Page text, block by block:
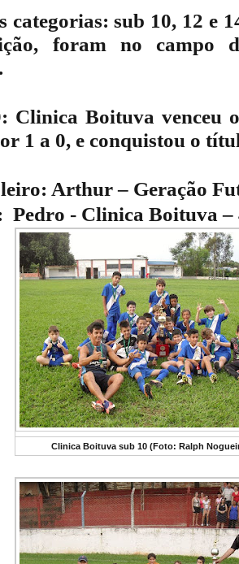
categorias: sub 10, 12 e
foram no campo
Clinica Boituva venceu
1 a 0, e conquistou o
Arthur – Geração
- Clinica Boituva –
Clinica Boituva sub 10 (Foto: Ralph